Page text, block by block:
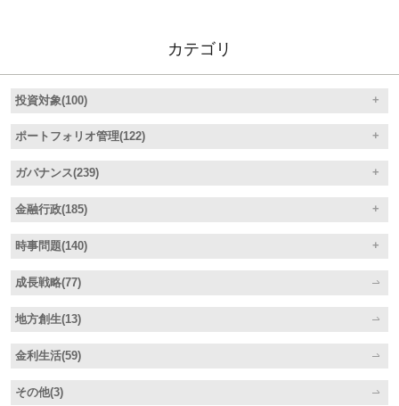
カテゴリ
投資対象(100)
ポートフォリオ管理(122)
ガバナンス(239)
金融行政(185)
時事問題(140)
成長戦略(77)
地方創生(13)
金利生活(59)
その他(3)